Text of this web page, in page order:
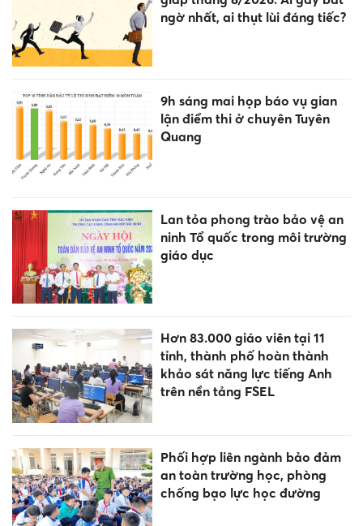
ngờ nhất, ai thụt lùi đáng tiếc?
9h sáng mai họp báo vụ gian
lận điểm thi ở chuyên Tuyên
Quang
Lan tỏa phong trào bảo vệ an
ninh Tổ quốc trong môi trường
giáo dục
Hơn 83.000 giáo viên tại 11
tỉnh, thành phố hoàn thành
khảo sát năng lực tiếng Anh
trên nền tảng FSEL
Phối hợp liên ngành bảo đảm
an toàn trường học, phòng
chống bạo lực học đường